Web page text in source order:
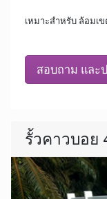
เหมาะสำหรับ ล้อมเ
สอบถาม และ
รั้วคาวบอย